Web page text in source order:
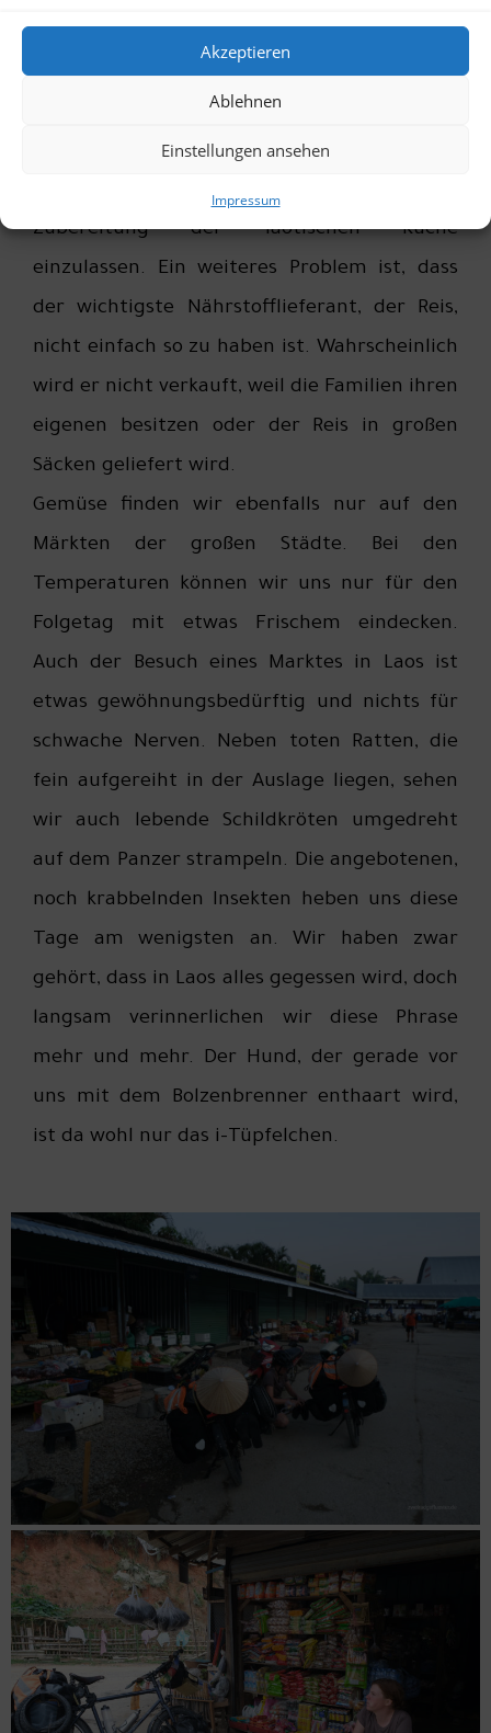
Akzeptieren
Ablehnen
Einstellungen ansehen
Impressum
gibt.
Zum anderen finden wir selbst in den großen
Supermärkten der Städte kaum etwas, mit
dem wir etwas anfangen können. Uns fehlt
einfach die Energie und Lust uns auf die
Zubereitung der laotischen Küche
einzulassen. Ein weiteres Problem ist, dass
der wichtigste Nährstofflieferant, der Reis,
nicht einfach so zu haben ist. Wahrscheinlich
wird er nicht verkauft, weil die Familien ihren
eigenen besitzen oder der Reis in großen
Säcken geliefert wird.
Gemüse finden wir ebenfalls nur auf den
Märkten der großen Städte. Bei den
Temperaturen können wir uns nur für den
Folgetag mit etwas Frischem eindecken.
Auch der Besuch eines Marktes in Laos ist
etwas gewöhnungsbedürftig und nichts für
schwache Nerven. Neben toten Ratten, die
fein aufgereiht in der Auslage liegen, sehen
wir auch lebende Schildkröten umgedreht
auf dem Panzer strampeln. Die angebotenen,
noch krabbelnden Insekten heben uns diese
Tage am wenigsten an. Wir haben zwar
gehört, dass in Laos alles gegessen wird, doch
langsam verinnerlichen wir diese Phrase
mehr und mehr. Der Hund, der gerade vor
uns mit dem Bolzenbrenner enthaart wird,
ist da wohl nur das i-Tüpfelchen.